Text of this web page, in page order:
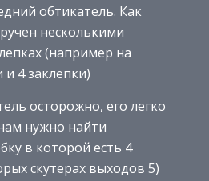
обтикатель. Как
несколькими
(например на
и 4 заклепки)
осторожно, его легко
нужно найти
в которой есть 4
скутерах выходов 5)